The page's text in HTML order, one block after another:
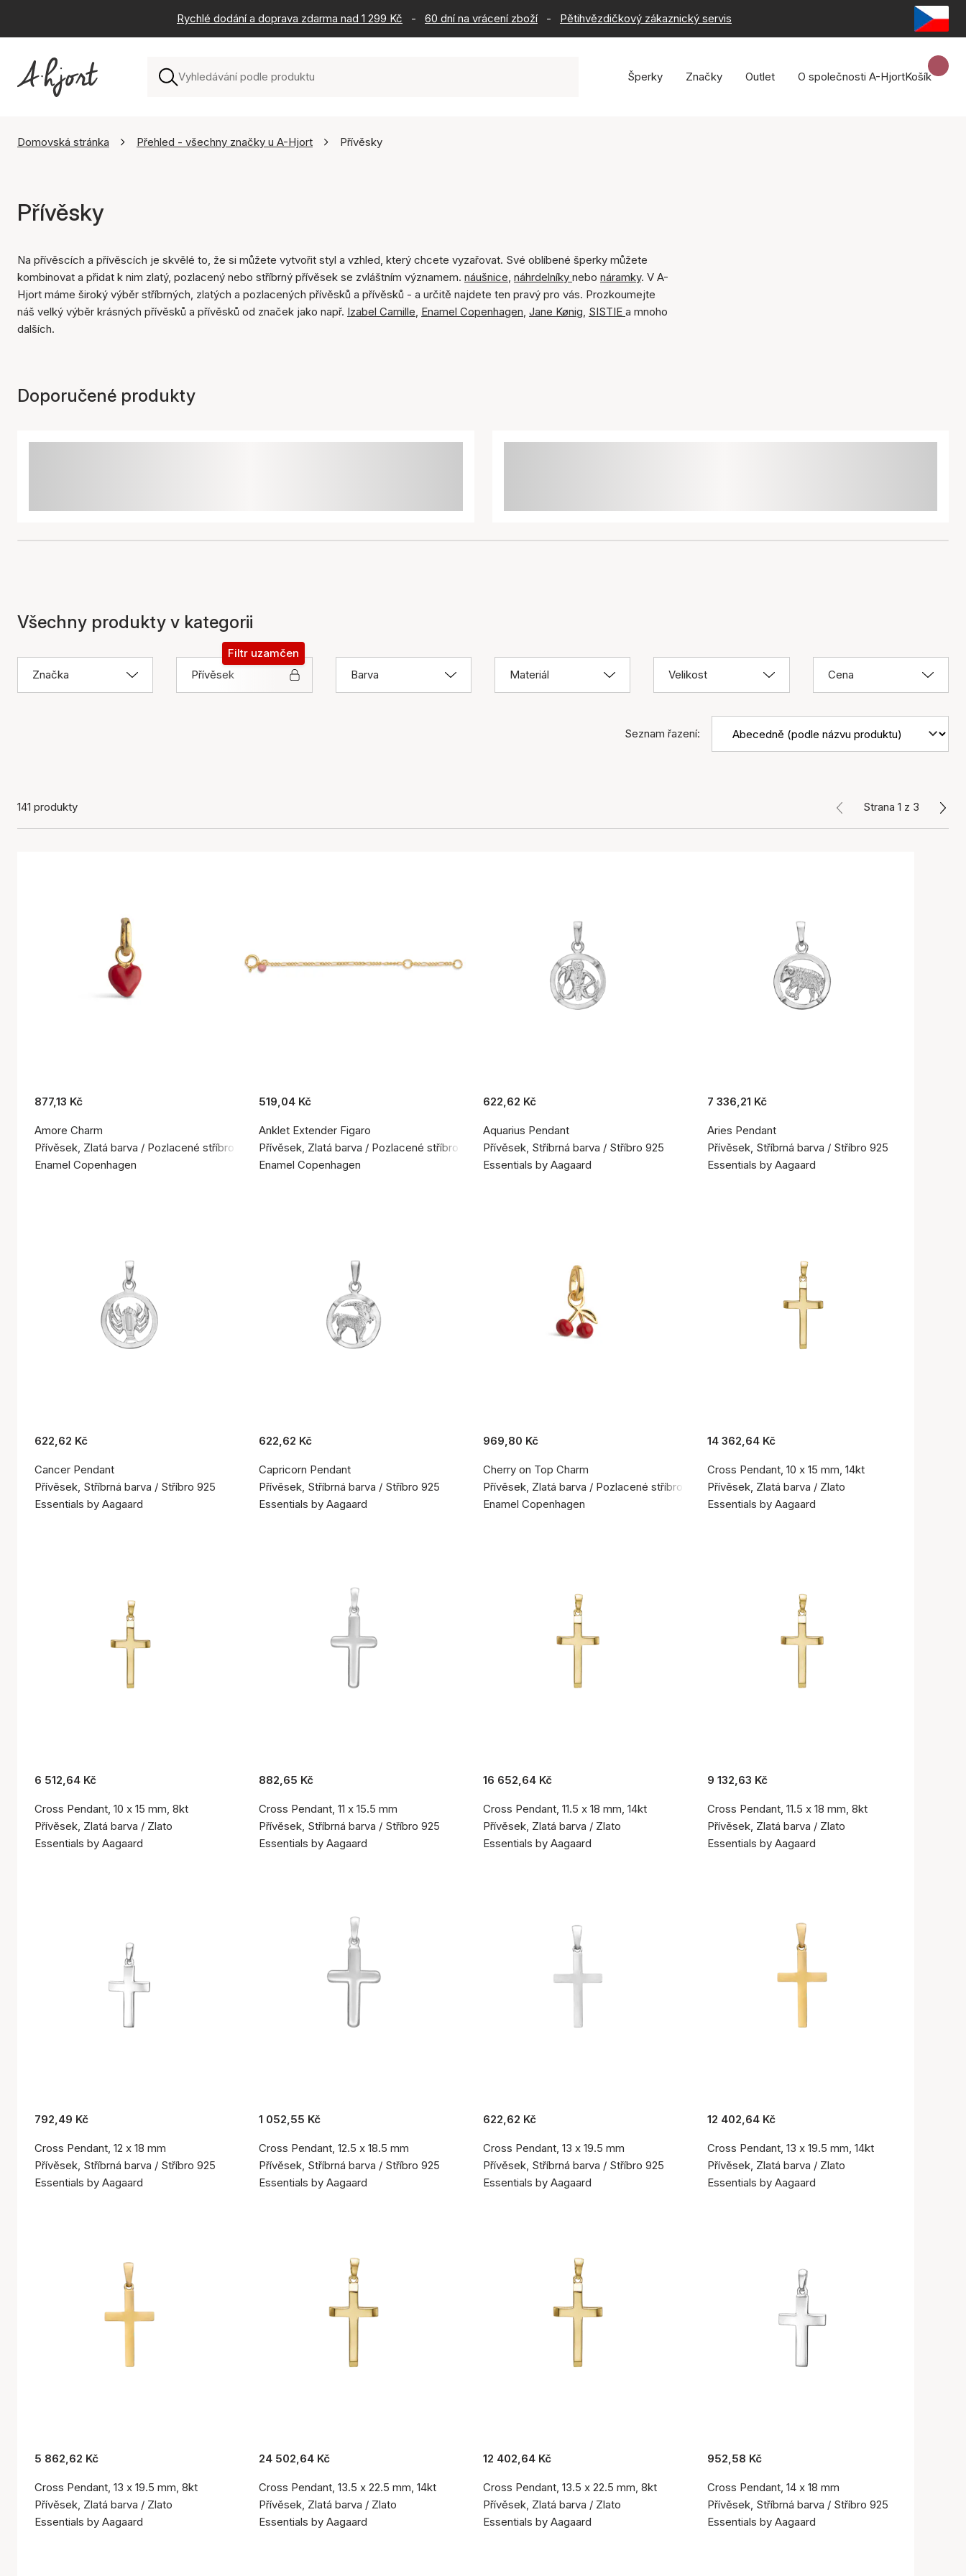
Rychlé dodání a doprava zdarma nad 1 299 Kč - 60 dní na vrácení zboží - Pětihvězdičkový zákaznický servis
Šperky Značky Outlet O společnosti A-HjortKošík
Domovská stránka Přehled - všechny značky u A-Hjort Přívěsky
Přívěsky
Na přívěscích a přívěscích je skvělé to, že si můžete vytvořit styl a vzhled, který chcete vyzařovat. Své oblíbené šperky můžete
kombinovat a přidat k nim zlatý, pozlacený nebo stříbrný přívěsek se zvláštním významem. náušnice, náhrdelníky nebo náramky. V A-
Hjort máme široký výběr stříbrných, zlatých a pozlacených přívěsků a přívěsků - a určitě najdete ten pravý pro vás. Prozkoumejte
náš velký výběr krásných přívěsků a přívěsků od značek jako např. Izabel Camille, Enamel Copenhagen, Jane Kønig, SISTIE a mnoho
dalších.
Doporučené produkty
Všechny produkty v kategorii
Značka Přívěsek
Filtr uzamčen
Barva
Materiál Velikost Cena
Seznam řazení:
141 produkty Strana 1 z 3
877,13 Kč
Amore Charm
Přívěsek, Zlatá barva / Pozlacené stříbro 925
Enamel Copenhagen
519,04 Kč
Anklet Extender Figaro
Přívěsek, Zlatá barva / Pozlacené stříbro 925
Enamel Copenhagen
622,62 Kč
Aquarius Pendant
Přívěsek, Stříbrná barva / Stříbro 925
Essentials by Aagaard
7 336,21 Kč
Aries Pendant
Přívěsek, Stříbrná barva / Stříbro 925
Essentials by Aagaard
622,62 Kč
Cancer Pendant
Přívěsek, Stříbrná barva / Stříbro 925
Essentials by Aagaard
622,62 Kč
Capricorn Pendant
Přívěsek, Stříbrná barva / Stříbro 925
Essentials by Aagaard
969,80 Kč
Cherry on Top Charm
Přívěsek, Zlatá barva / Pozlacené stříbro 925
Enamel Copenhagen
14 362,64 Kč
Cross Pendant, 10 x 15 mm, 14kt
Přívěsek, Zlatá barva / Zlato
Essentials by Aagaard
6 512,64 Kč
Cross Pendant, 10 x 15 mm, 8kt
Přívěsek, Zlatá barva / Zlato
Essentials by Aagaard
882,65 Kč
Cross Pendant, 11 x 15.5 mm
Přívěsek, Stříbrná barva / Stříbro 925
Essentials by Aagaard
16 652,64 Kč
Cross Pendant, 11.5 x 18 mm, 14kt
Přívěsek, Zlatá barva / Zlato
Essentials by Aagaard
9 132,63 Kč
Cross Pendant, 11.5 x 18 mm, 8kt
Přívěsek, Zlatá barva / Zlato
Essentials by Aagaard
792,49 Kč
Cross Pendant, 12 x 18 mm
Přívěsek, Stříbrná barva / Stříbro 925
Essentials by Aagaard
1 052,55 Kč
Cross Pendant, 12.5 x 18.5 mm
Přívěsek, Stříbrná barva / Stříbro 925
Essentials by Aagaard
622,62 Kč
Cross Pendant, 13 x 19.5 mm
Přívěsek, Stříbrná barva / Stříbro 925
Essentials by Aagaard
12 402,64 Kč
Cross Pendant, 13 x 19.5 mm, 14kt
Přívěsek, Zlatá barva / Zlato
Essentials by Aagaard
5 862,62 Kč
Cross Pendant, 13 x 19.5 mm, 8kt
Přívěsek, Zlatá barva / Zlato
Essentials by Aagaard
24 502,64 Kč
Cross Pendant, 13.5 x 22.5 mm, 14kt
Přívěsek, Zlatá barva / Zlato
Essentials by Aagaard
12 402,64 Kč
Cross Pendant, 13.5 x 22.5 mm, 8kt
Přívěsek, Zlatá barva / Zlato
Essentials by Aagaard
952,58 Kč
Cross Pendant, 14 x 18 mm
Přívěsek, Stříbrná barva / Stříbro 925
Essentials by Aagaard